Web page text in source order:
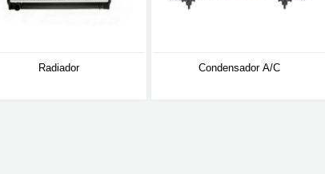
Radiador Condensador A/C